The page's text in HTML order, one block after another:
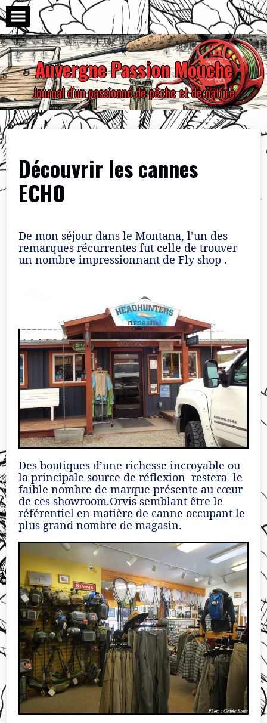
Skip
to
content
Auvergne Passion Mouche
Journal d'un passionné de pêche et de nature
Découvrir les cannes
ECHO
De mon séjour dans le Montana, l’un des
remarques récurrentes fut celle de trouver
un nombre impressionnant de Fly shop .
Des boutiques d’une richesse incroyable ou
la principale source de réflexion restera le
faible nombre de marque présente au cœur
de ces showroom.Orvis semblant être le
référentiel en matière de canne occupant le
plus grand nombre de magasin.